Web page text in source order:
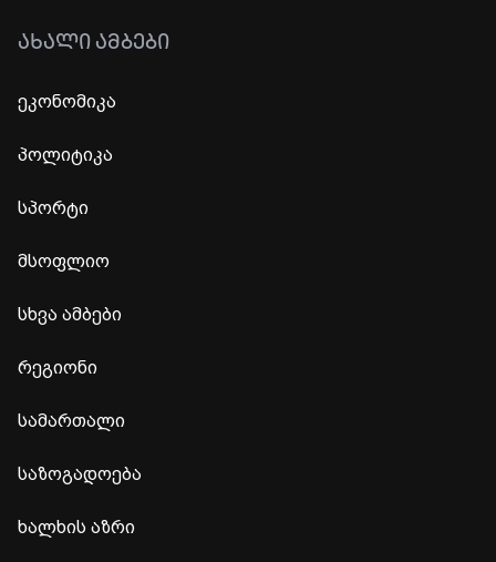
ᲐᲮᲐᲚᲘ ᲐᲛᲑᲔᲑᲘ
ეკონომიკა
პოლიტიკა
სპორტი
მსოფლიო
სხვა ამბები
რეგიონი
სამართალი
საზოგადოება
ხალხის აზრი